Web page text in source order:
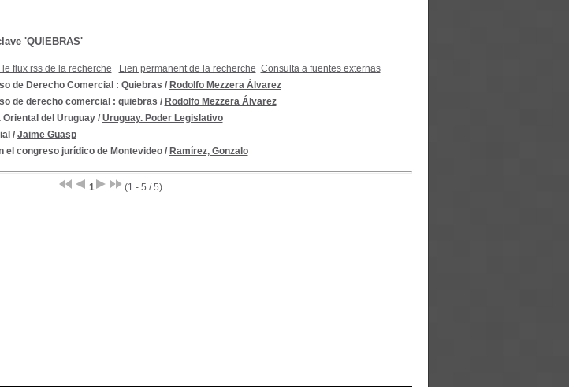
'QUIEBRAS'
flux rss de la recherche Lien permanent de la recherche Consulta a fuentes externas
de Derecho Comercial : Quiebras / Rodolfo Mezzera Álvarez
de derecho comercial : quiebras / Rodolfo Mezzera Álvarez
del Uruguay/ Uruguay. Poder Legislativo
/ Jaime Guasp
el congreso jurídico de Montevideo/ Ramírez, Gonzalo
1 (1 - 5 / 5)